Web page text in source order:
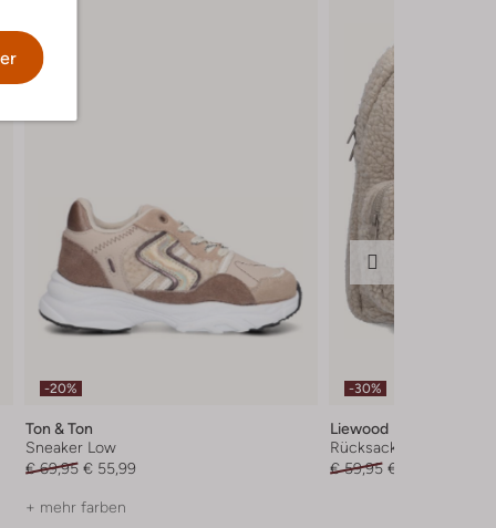
-20%
Ton & Ton
Sneaker Low
€ 69,95 € 55,99
+ mehr farben
-30%
Liewood
Rücksacke
€ 59,95 € 41,99